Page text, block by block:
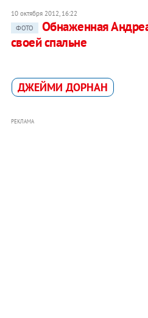
10 октября 2012, 16:22
ФОТО
Обнаженная
своей спальне
ДЖЕЙМИ ДОРНАН
РЕКЛАМА